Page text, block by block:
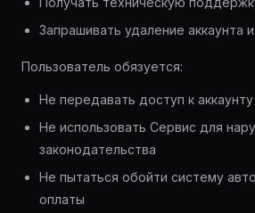
Запрашивать удаление аккаунта
Пользователь обязуется:
Не передавать доступ к
Не использовать Сервис для
законодательства
Не пытаться обойти систему
оплаты